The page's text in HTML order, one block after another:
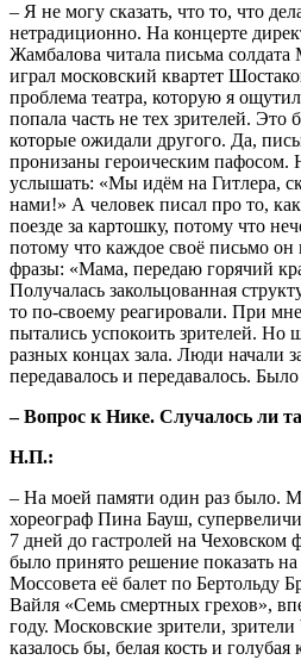
– Я не могу сказать, что то, что
нетрадиционно. На концерте
Жамбалова читала письма
играл московский квартет
проблема театра, которую я
попала часть не тех зрителей.
которые ожидали другого. Да,
пронизаны героическим пафосом.
услышать: «Мы идём на Гитлера,
нами!» А человек писал про то,
поезде за картошку, потому что
потому что каждое своё письмо
фразы: «Мама, передаю горячий
Получалась закольцованная
то по-своему реагировали. При
пытались успокоить зрителей.
разных концах зала. Люди начали
передавалось и передавалось.
– Вопрос к Нике. Случалось ли
Н.П.:
– На моей памяти один раз было.
хореограф Пина Бауш,
7 дней до гастролей на Чеховском
было принято решение показать
Моссовета её балет по Бертольду
Вайля «Семь смертных грехов»,
году. Московские зрители, зрители
казалось бы, белая кость и голубая